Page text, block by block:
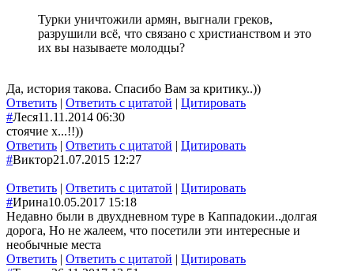
Турки уничтожили армян, выгнали греков,
разрушили всё, что связано с христианством и это
их вы называете молодцы?
Да, история такова. Спасибо Вам за критику..))
Ответить | Ответить с цитатой | Цитировать
#Леся11.11.2014 06:30
стоячие х...!!))
Ответить | Ответить с цитатой | Цитировать
#Виктор21.07.2015 12:27
Ответить | Ответить с цитатой | Цитировать
#Ирина10.05.2017 15:18
Недавно были в двухдневном туре в Каппадокии..долгая
дорога, Но не жалеем, что посетили эти интересные и
необычные места
Ответить | Ответить с цитатой | Цитировать